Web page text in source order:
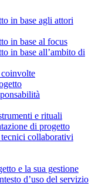
in base agli attori
in base al focus
in base all’ambito di
e rituali
di progetto
collaborativi
e la sua gestione
d’uso del servizio